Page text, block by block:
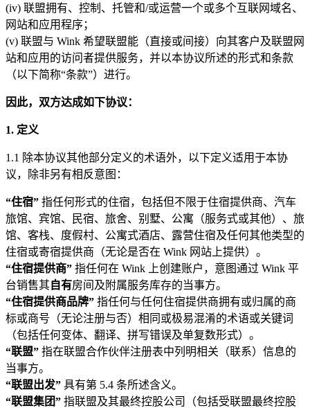
(iv) 联盟拥有、控制、托管和/或运营一个或多个互联网域名、
网站和应用程序；
(v) 联盟与 Wink 希望联盟能（直接或间接）向其客户及联盟网
站和应用的访问者提供服务，并以本协议所述的形式和条款
（以下简称“条款”）进行。
因此，双方达成如下协议：
1. 定义
1.1 除本协议其他部分定义的术语外，以下定义适用于本协
议，除非另有相反意图：
“住宿” 指任何形式的住宿，包括但不限于住宿提供商、汽车
旅馆、宾馆、民宿、旅舍、别墅、公寓（服务式或其他）、旅
馆、客栈、度假村、公寓式酒店、露营住宿及任何其他类型的
住宿或寄宿提供商（无论是否在 Wink 网站上提供）。
“住宿提供商” 指任何在 Wink 上创建账户，意图通过 Wink 平
台销售其自有房间及附属服务库存的当事方。
“住宿提供商品牌” 指任何与任何住宿提供商拥有或归属的商
标或商号（无论注册与否）相同或极易混淆的术语或关键词
（包括任何变体、翻译、拼写错误及单复数形式）。
“联盟” 指在联盟合作伙伴注册表中列明相关（联系）信息的
当事方。
“联盟出发” 具有第 5.4 条所述含义。
“联盟集团” 指联盟及其最终控股公司（包括受联盟最终控股